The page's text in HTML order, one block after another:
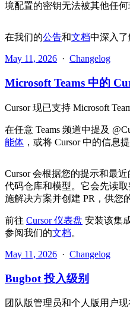
境配置的密钥无法被其他任何
在我们的公告和文档中深入了
May 11, 2026 · Changelog
Microsoft Teams 中的
Cursor 现已支持 Microsoft
在任意 Teams 频道中提及
能体 ，或将 Cursor 中的信息提
Cursor 会根据您的提示和最
代码仓库和模型。它会先读
施解决方案并创建 PR，供您
前往 Cursor 仪表盘 安装该集
参阅我们的文档。
May 11, 2026 · Changelog
Bugbot 投入级别
团队版管理员和个人版用户